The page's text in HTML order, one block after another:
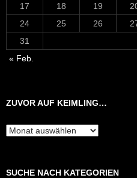
17
18 19
24
25 26
31
« Feb.
ZUVOR AUF KEIMLING…
Zuvor
SUCHE NACH KATEGORIEN